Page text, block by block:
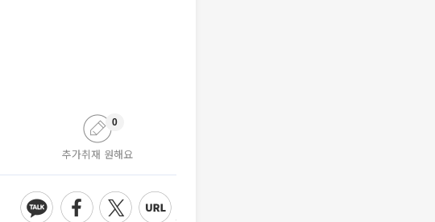
추가취재 원해요
0